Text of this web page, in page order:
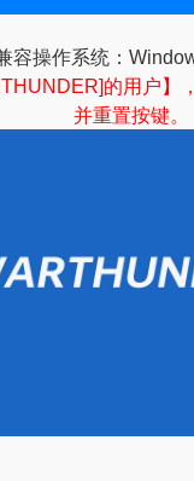
容操作系统：
的用户
并重置按键。